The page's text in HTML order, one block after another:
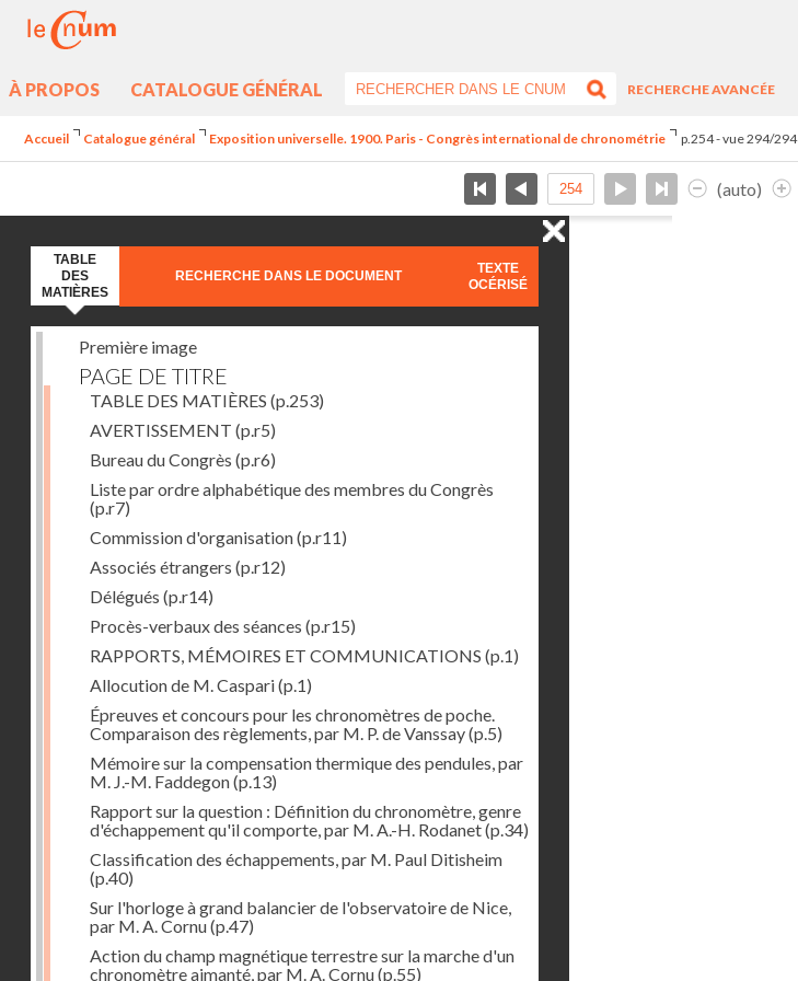
À PROPOS CATALOGUE GÉNÉRAL
RECHERCHE AVANCÉE
Accueil Catalogue général Exposition universelle. 1900. Paris - Congrès international de chronométrie p.254 - vue 294/294
(auto)
TABLE
DES
MATIÈRES
RECHERCHE DANS LE DOCUMENT
TEXTE
OCÉRISÉ
Première image
PAGE DE TITRE
TABLE DES MATIÈRES (p.253)
AVERTISSEMENT (p.r5)
Bureau du Congrès (p.r6)
Liste par ordre alphabétique des membres du Congrès
(p.r7)
Commission d'organisation(p.r11)
Associés étrangers (p.r12)
Délégués (p.r14)
Procès-verbaux des séances (p.r15)
RAPPORTS, MÉMOIRES ET COMMUNICATIONS (p.1)
Allocution de M. Caspari(p.1)
Épreuves et concours pour les chronomètres de poche.
Comparaison des règlements, par M. P. de Vanssay(p.5)
Mémoire sur la compensation thermique des pendules, par
M. J.-M. Faddegon(p.13)
Rapport sur la question : Définition du chronomètre, genre
d'échappement qu'il comporte, par M. A.-H. Rodanet(p.34)
Classification des échappements, par M. Paul Ditisheim
(p.40)
Sur l'horloge à grand balancier de l'observatoire de Nice,
par M. A. Cornu(p.47)
Action du champ magnétique terrestre sur la marche d'un
chronomètre aimanté, par M. A. Cornu(p.55)